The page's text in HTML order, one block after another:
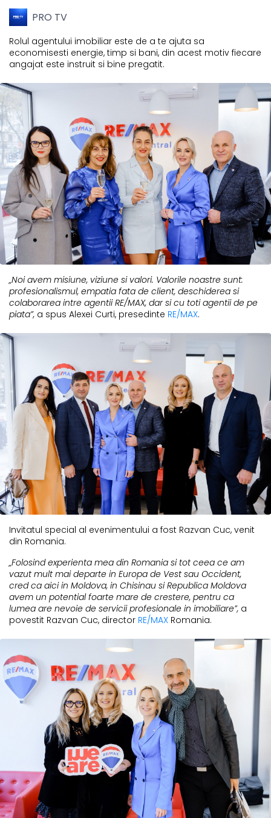
PRO TV
Rolul agentului imobiliar este de a te ajuta sa
economisesti energie, timp si bani, din acest motiv fiecare
angajat este instruit si bine pregatit.
„Noi avem misiune, viziune si valori. Valorile noastre sunt:
profesionalismul, empatia fata de client, deschiderea si
colaborarea intre agentii RE/MAX, dar si cu toti agentii de pe
piata”, a spus Alexei Curti, presedinte RE/MAX.
Invitatul special al evenimentului a fost Razvan Cuc, venit
din Romania.
„Folosind experienta mea din Romania si tot ceea ce am
vazut mult mai departe in Europa de Vest sau Occident,
cred ca aici in Moldova, in Chisinau si Republica Moldova
avem un potential foarte mare de crestere, pentru ca
lumea are nevoie de servicii profesionale in imobiliare”, a
povestit Razvan Cuc, director RE/MAX Romania.